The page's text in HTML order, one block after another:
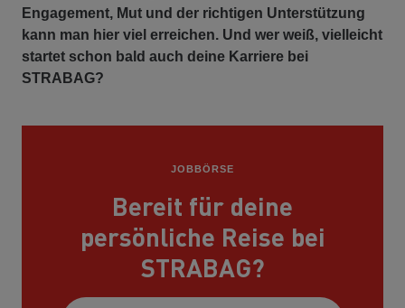
Engagement, Mut und der richtigen Unterstützung
kann man hier viel erreichen. Und wer weiß, vielleicht
startet schon bald auch deine Karriere bei
STRABAG?
JOBBÖRSE
Bereit für deine
persönliche Reise bei
STRABAG?